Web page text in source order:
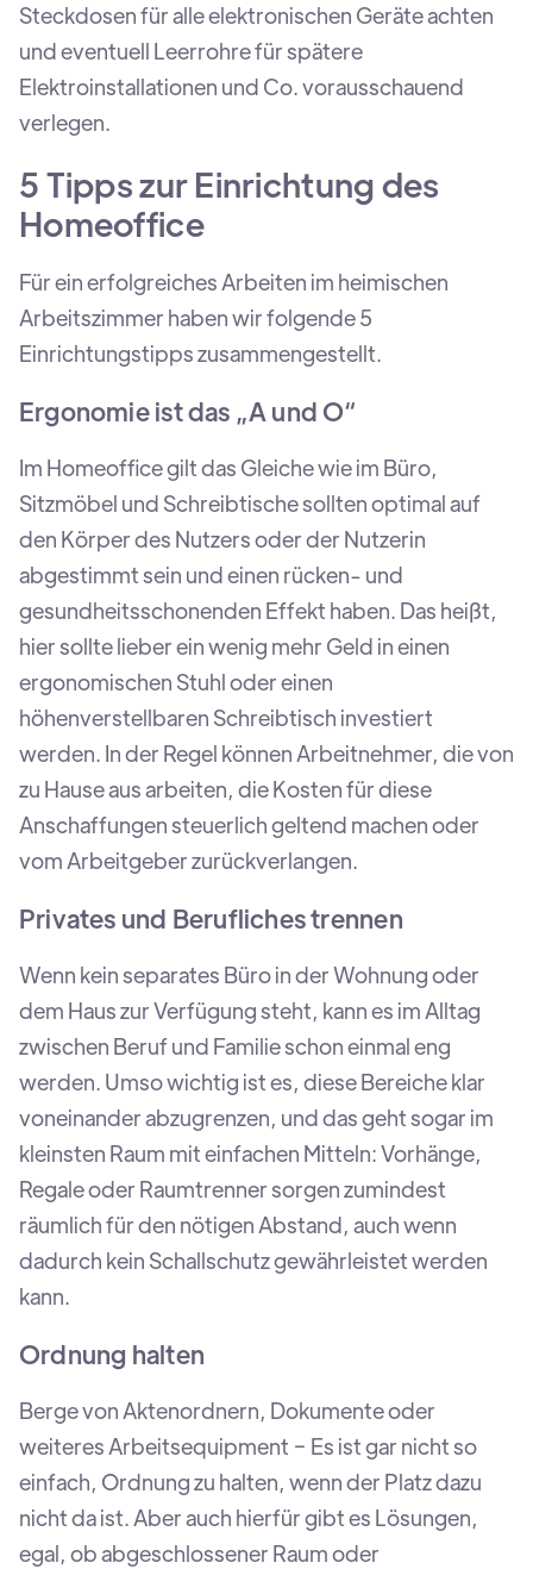
Steckdosen für alle elektronischen Geräte achten
und eventuell Leerrohre für spätere
Elektroinstallationen und Co. vorausschauend
verlegen.
5 Tipps zur Einrichtung des
Homeoffice
Für ein erfolgreiches Arbeiten im heimischen
Arbeitszimmer haben wir folgende 5
Einrichtungstipps zusammengestellt.
Ergonomie ist das „A und O“
Im Homeoffice gilt das Gleiche wie im Büro,
Sitzmöbel und Schreibtische sollten optimal auf
den Körper des Nutzers oder der Nutzerin
abgestimmt sein und einen rücken- und
gesundheitsschonenden Effekt haben. Das heißt,
hier sollte lieber ein wenig mehr Geld in einen
ergonomischen Stuhl oder einen
höhenverstellbaren Schreibtisch investiert
werden. In der Regel können Arbeitnehmer, die von
zu Hause aus arbeiten, die Kosten für diese
Anschaffungen steuerlich geltend machen oder
vom Arbeitgeber zurückverlangen.
Privates und Berufliches trennen
Wenn kein separates Büro in der Wohnung oder
dem Haus zur Verfügung steht, kann es im Alltag
zwischen Beruf und Familie schon einmal eng
werden. Umso wichtig ist es, diese Bereiche klar
voneinander abzugrenzen, und das geht sogar im
kleinsten Raum mit einfachen Mitteln: Vorhänge,
Regale oder Raumtrenner sorgen zumindest
räumlich für den nötigen Abstand, auch wenn
dadurch kein Schallschutz gewährleistet werden
kann.
Ordnung halten
Berge von Aktenordnern, Dokumente oder
weiteres Arbeitsequipment − Es ist gar nicht so
einfach, Ordnung zu halten, wenn der Platz dazu
nicht da ist. Aber auch hierfür gibt es Lösungen,
egal, ob abgeschlossener Raum oder